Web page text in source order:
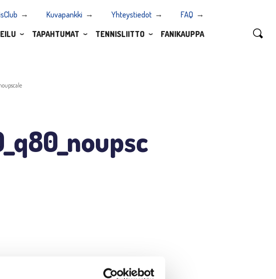
Kuvapankki Yhteystiedot
FAQ
TAPAHTUMAT TENNISLIITTO FANIKAUPPA